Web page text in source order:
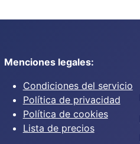
Menciones legales:
Condiciones del servicio
Política de privacidad
Política de cookies
Lista de precios